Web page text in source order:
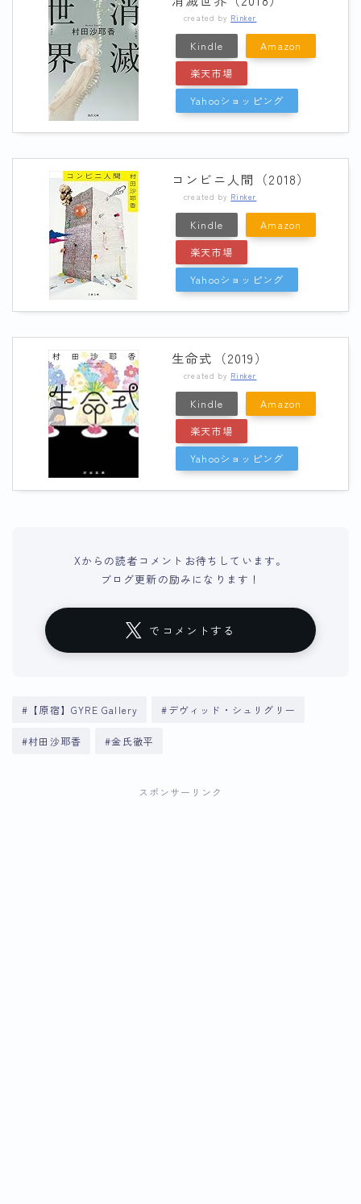
created by Rinker
Kindle
Amazon
楽天市場
Yahooショッピング
コンビニ人間（2018）
created by Rinker
Kindle
Amazon
楽天市場
Yahooショッピング
生命式（2019）
created by Rinker
Kindle
Amazon
楽天市場
Yahooショッピング
Xからの読者コメントお待ちしています。
ブログ更新の励みになります！
でコメントする
#【原宿】GYRE Gallery #デヴィッド・シュリグリー
#村田沙耶香 #金氏徹平
スポンサーリンク